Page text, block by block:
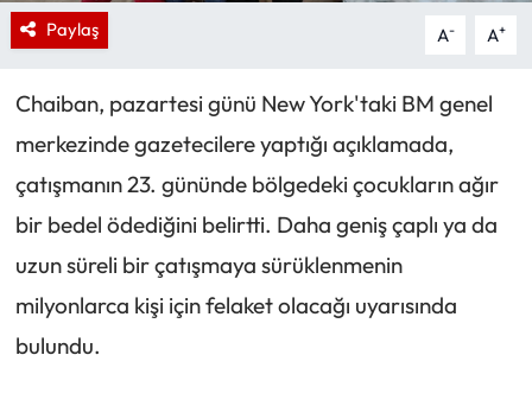
Paylaş A- A+
Chaiban, pazartesi günü New York'taki BM genel
merkezinde gazetecilere yaptığı açıklamada,
çatışmanın 23. gününde bölgedeki çocukların ağır
bir bedel ödediğini belirtti. Daha geniş çaplı ya da
uzun süreli bir çatışmaya sürüklenmenin
milyonlarca kişi için felaket olacağı uyarısında
bulundu.